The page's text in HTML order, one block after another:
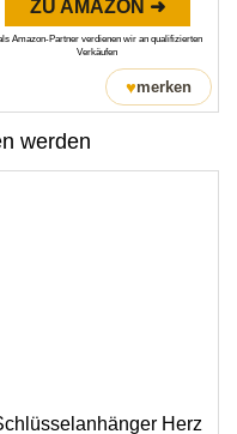
ZU AMAZON ➜
Amazon-Partner verdienen wir an qualifizierten
Verkäufen
♥merken
werden
Herz